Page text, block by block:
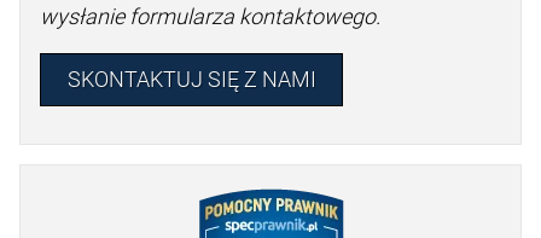
wysłanie formularza kontaktowego.
SKONTAKTUJ SIĘ Z NAMI